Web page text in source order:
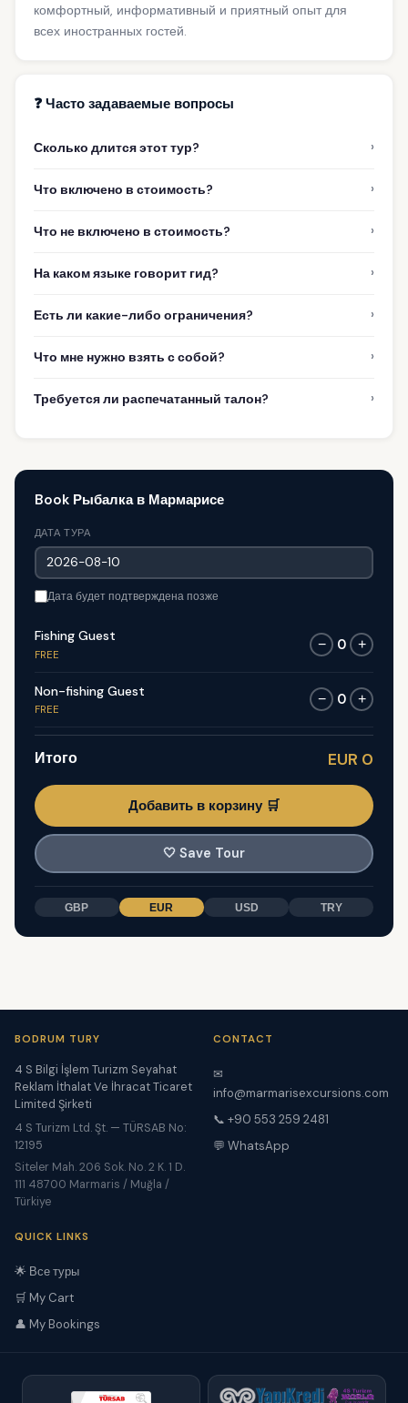
комфортный, информативный и приятный опыт для
всех иностранных гостей.
❓ Часто задаваемые вопросы
Сколько длится этот тур? ›
Что включено в стоимость? ›
Что не включено в стоимость? ›
На каком языке говорит гид? ›
Есть ли какие-либо ограничения? ›
Что мне нужно взять с собой? ›
Требуется ли распечатанный талон? ›
Book Рыбалка в Мармарисе
ДАТА ТУРА
Дата будет подтверждена позже
Fishing Guest
FREE
− 0 +
Non-fishing Guest
FREE
− 0 +
Итого EUR 0
Добавить в корзину 🛒
🤍 Save Tour
GBP EUR USD TRY
BODRUM TURY
4 S Bilgi İşlem Turizm Seyahat
Reklam İthalat Ve İhracat Ticaret
Limited Şirketi
4 S Turizm Ltd. Şt. — TÜRSAB No:
12195
Siteler Mah. 206 Sok. No. 2 K. 1 D.
111 48700 Marmaris / Muğla /
Türkiye
CONTACT
✉
info@marmarisexcursions.com
📞 +90 553 259 2481
💬 WhatsApp
QUICK LINKS
🌟 Все туры
🛒 My Cart
👤 My Bookings